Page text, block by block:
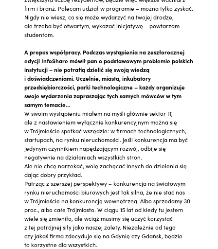
firm i branż. Polecam udział w programie – można tylko zyskać.
Nigdy nie wiesz, co się może wydarzyć na twojej drodze,
ale trzeba być otwartym, wykazać inicjatywę – powtarzam
studentom.
A propos współpracy. Podczas wystąpienia na zeszłorocznej
edycji InfoShare mówił pan o podstawowym problemie polskich
instytucji – nie potrafią dzielić się swoją wiedzą
i doświadczeniami. Uczelnie, miasta, inkubatory
przedsiębiorczości, parki technologiczne – każdy organizuje
swoje wydarzenia zapraszając tych samych mówców w tym
samym temacie…
W swoim wystąpieniu miałem na myśli głównie sektor IT,
ale z nastawieniem wyłącznie konkurencyjnym można się
w Trójmieście spotkać wszędzie: w firmach technologicznych,
startupach, na rynku nieruchomości. Jeśli konkurencja ma być
jedynym czynnikiem napędzającym rozwój, odbije się
negatywnie na działaniach wszystkich stron.
Ale nie chcę narzekać, wolę zachęcać innych do dzielenia się
dając dobry przykład.
Patrząc z szerszej perspektywy – konkurencja na światowym
rynku nieruchomości biurowych jest tak silna, że nie stać nas
w Trójmieście na konkurencję wewnętrzną. Albo sprzedamy 30
proc., albo całe Trójmiasto. W ciągu 15 lat od kiedy tu jestem
wiele się zmieniło, ale wciąż musimy się uczyć korzystać
z tej potrójnej siły jako naszej zalety. Niezależnie od tego
czy jakaś firma zdecyduje się na Gdynię czy Gdańsk, będzie
to korzystne dla wszystkich.